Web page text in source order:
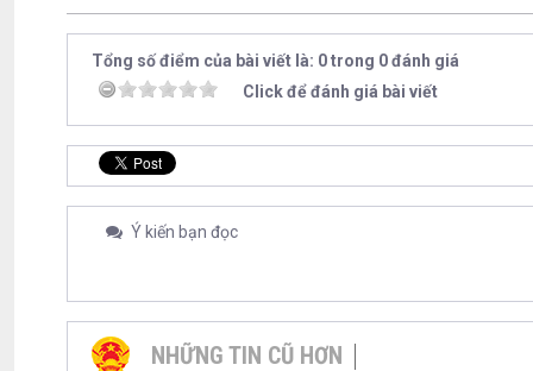
Tổng số điểm của bài viết là: 0 trong 0 đánh giá
Click để đánh giá bài viết
Ý kiến bạn đọc
NHỮNG TIN CŨ HƠN